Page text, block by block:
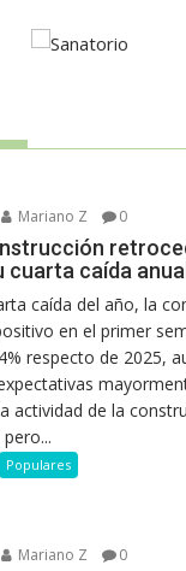
Mariano Z 0
cuarta caída
caída del año, la
en el primer
respecto de 2025,
actividad de la
Populares
Mariano Z 0